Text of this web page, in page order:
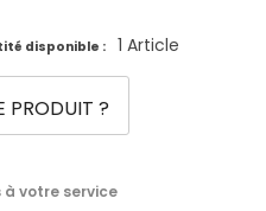
disponible : 1 Article
PRODUIT ?
à votre service